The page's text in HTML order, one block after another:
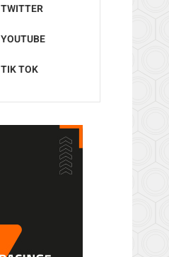
TWITTER
YOUTUBE
TIK TOK